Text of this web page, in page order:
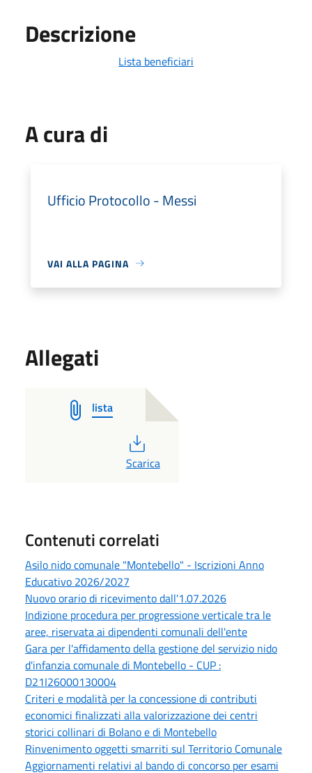
Descrizione
Lista beneficiari
A cura di
Ufficio Protocollo - Messi
VAI ALLA PAGINA
Allegati
lista
PDF
Scarica
Contenuti correlati
Asilo nido comunale "Montebello" - Iscrizioni Anno
Educativo 2026/2027
Nuovo orario di ricevimento dall'1.07.2026
Indizione procedura per progressione verticale tra le
aree, riservata ai dipendenti comunali dell'ente
Gara per l'affidamento della gestione del servizio nido
d'infanzia comunale di Montebello - CUP :
D21I26000130004
Criteri e modalità per la concessione di contributi
economici finalizzati alla valorizzazione dei centri
storici collinari di Bolano e di Montebello
Rinvenimento oggetti smarriti sul Territorio Comunale
Aggiornamenti relativi al bando di concorso per esami